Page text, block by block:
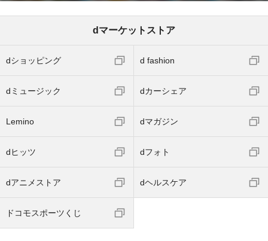
dマーケットストア
dショッピング d fashion
dミュージック dカーシェア
Lemino dマガジン
dヒッツ dフォト
dアニメストア dヘルスケア
ドコモスポーツくじ